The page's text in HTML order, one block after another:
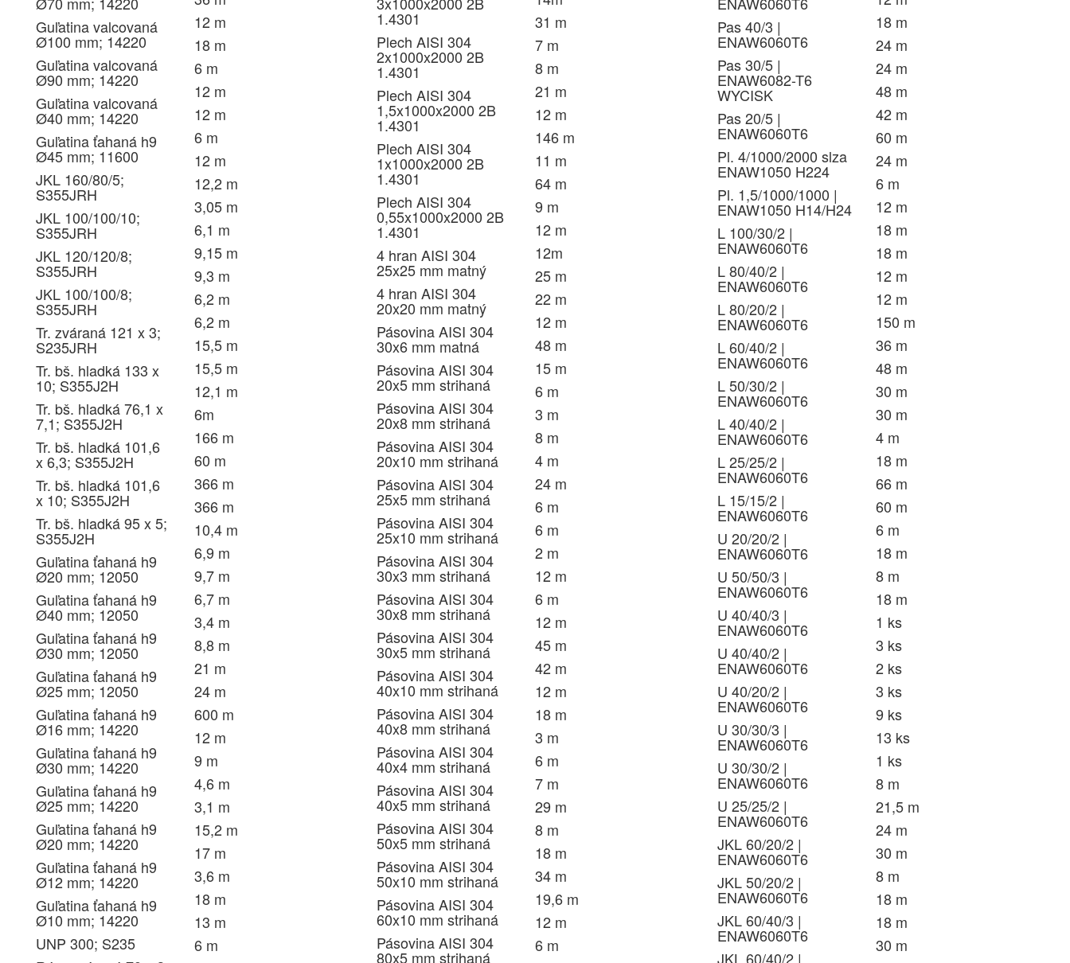
Guľatina valcovaná
Ø100 mm; 14220
Guľatina valcovaná
Ø90 mm; 14220
Guľatina valcovaná
Ø40 mm; 14220
Guľatina ťahaná h9
Ø45 mm; 11600
JKL 160/80/5;
S355JRH
JKL 100/100/10;
S355JRH
JKL 120/120/8;
S355JRH
JKL 100/100/8;
S355JRH
Tr. zváraná 121 x 3;
S235JRH
Tr. bš. hladká 133 x
10; S355J2H
Tr. bš. hladká 76,1 x
7,1; S355J2H
Tr. bš. hladká 101,6
x 6,3; S355J2H
Tr. bš. hladká 101,6
x 10; S355J2H
Tr. bš. hladká 95 x 5;
S355J2H
Guľatina ťahaná h9
Ø20 mm; 12050
Guľatina ťahaná h9
Ø40 mm; 12050
Guľatina ťahaná h9
Ø30 mm; 12050
Guľatina ťahaná h9
Ø25 mm; 12050
Guľatina ťahaná h9
Ø16 mm; 14220
Guľatina ťahaná h9
Ø30 mm; 14220
Guľatina ťahaná h9
Ø25 mm; 14220
Guľatina ťahaná h9
Ø20 mm; 14220
Guľatina ťahaná h9
Ø12 mm; 14220
Guľatina ťahaná h9
Ø10 mm; 14220
UNP 300; S235
12 m
18 m
6 m
12 m
12 m
6 m
12 m
12,2 m
3,05 m
6,1 m
9,15 m
9,3 m
6,2 m
6,2 m
15,5 m
15,5 m
12,1 m
6m
166 m
60 m
366 m
366 m
10,4 m
6,9 m
9,7 m
6,7 m
3,4 m
8,8 m
21 m
24 m
600 m
12 m
9 m
4,6 m
3,1 m
15,2 m
17 m
3,6 m
18 m
13 m
6 m
1.4301
Plech AISI 304
2x1000x2000 2B
1.4301
Plech AISI 304
1,5x1000x2000 2B
1.4301
Plech AISI 304
1x1000x2000 2B
1.4301
Plech AISI 304
0,55x1000x2000 2B
1.4301
4 hran AISI 304
25x25 mm matný
4 hran AISI 304
20x20 mm matný
Pásovina AISI 304
30x6 mm matná
Pásovina AISI 304
20x5 mm strihaná
Pásovina AISI 304
20x8 mm strihaná
Pásovina AISI 304
20x10 mm strihaná
Pásovina AISI 304
25x5 mm strihaná
Pásovina AISI 304
25x10 mm strihaná
Pásovina AISI 304
30x3 mm strihaná
Pásovina AISI 304
30x8 mm strihaná
Pásovina AISI 304
30x5 mm strihaná
Pásovina AISI 304
40x10 mm strihaná
Pásovina AISI 304
40x8 mm strihaná
Pásovina AISI 304
40x4 mm strihaná
Pásovina AISI 304
40x5 mm strihaná
Pásovina AISI 304
50x5 mm strihaná
Pásovina AISI 304
50x10 mm strihaná
Pásovina AISI 304
60x10 mm strihaná
Pásovina AISI 304
80x5 mm strihaná
31 m
7 m
8 m
21 m
12 m
146 m
11 m
64 m
9 m
12 m
12m
25 m
22 m
12 m
48 m
15 m
6 m
3 m
8 m
4 m
24 m
6 m
6 m
2 m
12 m
6 m
12 m
45 m
42 m
12 m
18 m
3 m
6 m
7 m
29 m
8 m
18 m
34 m
19,6 m
12 m
6 m
Pas 40/3 |
ENAW6060T6
Pas 30/5 |
ENAW6082-T6
WYCISK
Pas 20/5 |
ENAW6060T6
Pl. 4/1000/2000 slza
ENAW1050 H224
Pl. 1,5/1000/1000 |
ENAW1050 H14/H24
L 100/30/2 |
ENAW6060T6
L 80/40/2 |
ENAW6060T6
L 80/20/2 |
ENAW6060T6
L 60/40/2 |
ENAW6060T6
L 50/30/2 |
ENAW6060T6
L 40/40/2 |
ENAW6060T6
L 25/25/2 |
ENAW6060T6
L 15/15/2 |
ENAW6060T6
U 20/20/2 |
ENAW6060T6
U 50/50/3 |
ENAW6060T6
U 40/40/3 |
ENAW6060T6
U 40/40/2 |
ENAW6060T6
U 40/20/2 |
ENAW6060T6
U 30/30/3 |
ENAW6060T6
U 30/30/2 |
ENAW6060T6
U 25/25/2 |
ENAW6060T6
JKL 60/20/2 |
ENAW6060T6
JKL 50/20/2 |
ENAW6060T6
JKL 60/40/3 |
ENAW6060T6
JKL 60/40/2 |
18 m
24 m
24 m
48 m
42 m
60 m
24 m
6 m
12 m
18 m
18 m
12 m
12 m
150 m
36 m
48 m
30 m
30 m
4 m
18 m
66 m
60 m
6 m
18 m
8 m
18 m
1 ks
3 ks
2 ks
3 ks
9 ks
13 ks
1 ks
8 m
21,5 m
24 m
30 m
8 m
18 m
18 m
30 m